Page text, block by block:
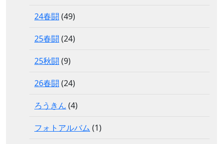
24春闘 (49)
25春闘 (24)
25秋闘 (9)
26春闘 (24)
ろうきん (4)
フォトアルバム (1)